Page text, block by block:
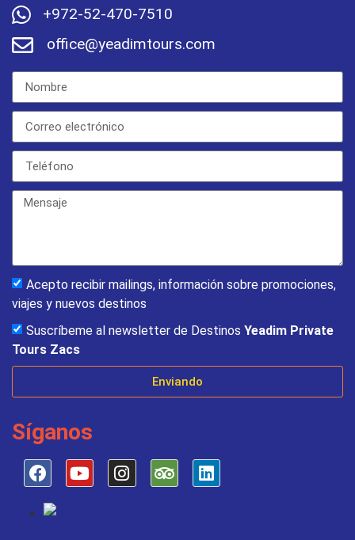
+972-52-470-7510
office@yeadimtours.com
Acepto recibir mailings, información sobre promociones,
viajes y nuevos destinos
Suscríbeme al newsletter de Destinos Yeadim Private
Tours Zacs
Enviando
Síganos